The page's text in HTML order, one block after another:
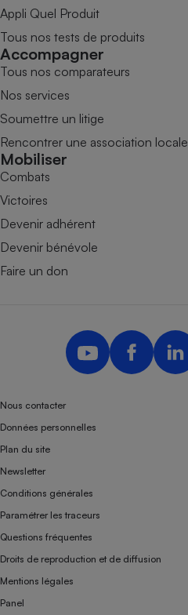
Appli Quel Produit
Tous nos tests de produits
Accompagner
Tous nos comparateurs
Nos services
Soumettre un litige
Rencontrer une association locale
Mobiliser
Combats
Victoires
Devenir adhérent
Devenir bénévole
Faire un don
Nous contacter
Données personnelles
Plan du site
Newsletter
Conditions générales
Paramétrer les traceurs
Questions fréquentes
Droits de reproduction et de diffusion
Mentions légales
Panel